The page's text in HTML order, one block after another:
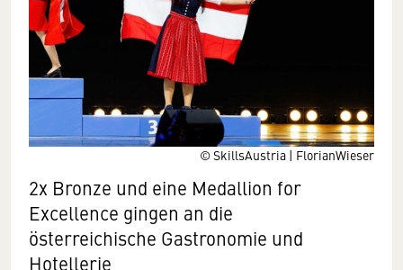
© SkillsAustria | FlorianWieser
2x Bronze und eine Medallion for
Excellence gingen an die
österreichische Gastronomie und
Hotellerie